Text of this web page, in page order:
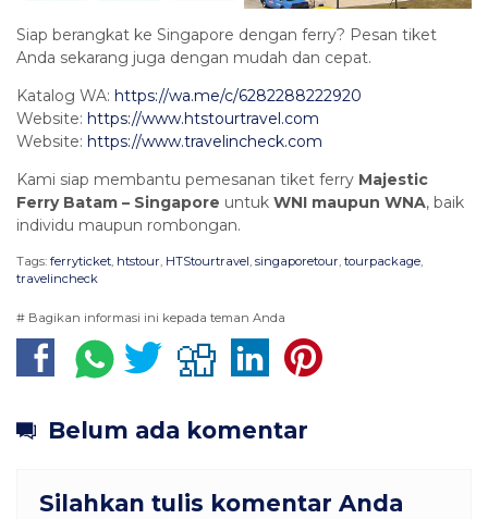
Siap berangkat ke Singapore dengan ferry? Pesan tiket
Anda sekarang juga dengan mudah dan cepat.
Katalog WA: https://wa.me/c/6282288222920
Website: https://www.htstourtravel.com
Website: https://www.travelincheck.com
Kami siap membantu pemesanan tiket ferry Majestic
Ferry Batam – Singapore untuk WNI maupun WNA, baik
individu maupun rombongan.
Tags: ferryticket, htstour, HTStourtravel, singaporetour, tourpackage,
travelincheck
# Bagikan informasi ini kepada teman Anda
Belum ada komentar
Silahkan tulis komentar Anda